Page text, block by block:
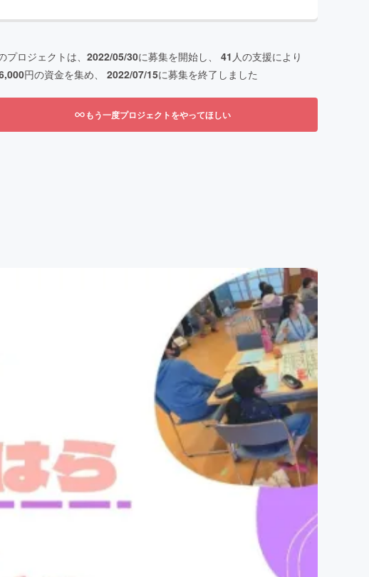
プロジェクトは、 2022/05/30に募集を開始し、 41 人の支援により
円の資金を集め、 2022/07/15に募集を終了しました
もう一度プロジェクトをやってほしい